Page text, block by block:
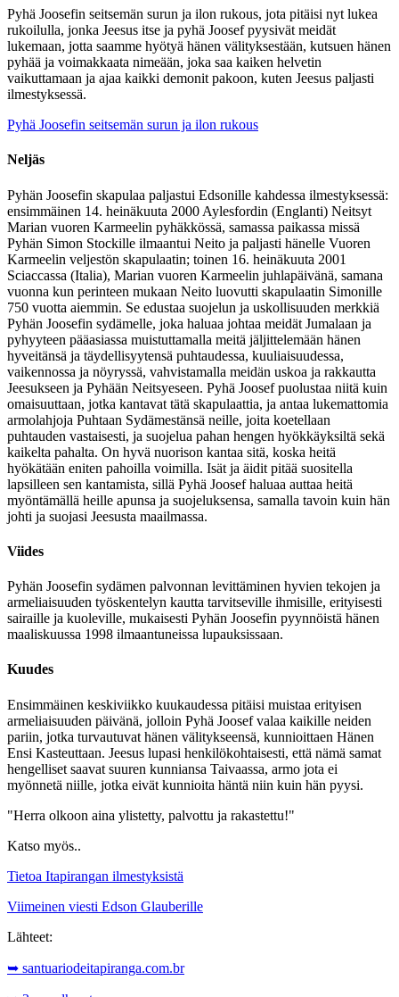
Pyhä Joosefin seitsemän surun ja ilon rukous, jota pitäisi nyt lukea
rukoilulla, jonka Jeesus itse ja pyhä Joosef pyysivät meidät
lukemaan, jotta saamme hyötyä hänen välityksestään, kutsuen hänen
pyhää ja voimakkaata nimeään, joka saa kaiken helvetin
vaikuttamaan ja ajaa kaikki demonit pakoon, kuten Jeesus paljasti
ilmestyksessä.
Pyhä Joosefin seitsemän surun ja ilon rukous
Neljäs
Pyhän Joosefin skapulaa paljastui Edsonille kahdessa ilmestyksessä:
ensimmäinen 14. heinäkuuta 2000 Aylesfordin (Englanti) Neitsyt
Marian vuoren Karmeelin pyhäkkössä, samassa paikassa missä
Pyhän Simon Stockille ilmaantui Neito ja paljasti hänelle Vuoren
Karmeelin veljestön skapulaatin; toinen 16. heinäkuuta 2001
Sciaccassa (Italia), Marian vuoren Karmeelin juhlapäivänä, samana
vuonna kun perinteen mukaan Neito luovutti skapulaatin Simonille
750 vuotta aiemmin. Se edustaa suojelun ja uskollisuuden merkkiä
Pyhän Joosefin sydämelle, joka haluaa johtaa meidät Jumalaan ja
pyhyyteen pääasiassa muistuttamalla meitä jäljittelemään hänen
hyveitänsä ja täydellisyytensä puhtaudessa, kuuliaisuudessa,
vaikennossa ja nöyryssä, vahvistamalla meidän uskoa ja rakkautta
Jeesukseen ja Pyhään Neitsyeseen. Pyhä Joosef puolustaa niitä kuin
omaisuuttaan, jotka kantavat tätä skapulaattia, ja antaa lukemattomia
armolahjoja Puhtaan Sydämestänsä neille, joita koetellaan
puhtauden vastaisesti, ja suojelua pahan hengen hyökkäyksiltä sekä
kaikelta pahalta. On hyvä nuorison kantaa sitä, koska heitä
hyökätään eniten pahoilla voimilla. Isät ja äidit pitää suositella
lapsilleen sen kantamista, sillä Pyhä Joosef haluaa auttaa heitä
myöntämällä heille apunsa ja suojeluksensa, samalla tavoin kuin hän
johti ja suojasi Jeesusta maailmassa.
Viides
Pyhän Joosefin sydämen palvonnan levittäminen hyvien tekojen ja
armeliaisuuden työskentelyn kautta tarvitseville ihmisille, erityisesti
sairaille ja kuoleville, mukaisesti Pyhän Joosefin pyynnöistä hänen
maaliskuussa 1998 ilmaantuneissa lupauksissaan.
Kuudes
Ensimmäinen keskiviikko kuukaudessa pitäisi muistaa erityisen
armeliaisuuden päivänä, jolloin Pyhä Joosef valaa kaikille neiden
pariin, jotka turvautuvat hänen välitykseensä, kunnioittaen Hänen
Ensi Kasteuttaan. Jeesus lupasi henkilökohtaisesti, että nämä samat
hengelliset saavat suuren kunniansa Taivaassa, armo jota ei
myönnetä niille, jotka eivät kunnioita häntä niin kuin hän pyysi.
"Herra olkoon aina ylistetty, palvottu ja rakastettu!"
Katso myös..
Tietoa Itapirangan ilmestyksistä
Viimeinen viesti Edson Glauberille
Lähteet:
➥ santuariodeitapiranga.com.br